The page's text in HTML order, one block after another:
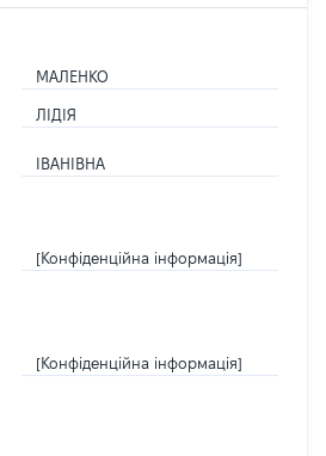
МАЛЕНКО
ЛІДІЯ
ІВАНІВНА
[Конфіденційна інформація]
[Конфіденційна інформація]